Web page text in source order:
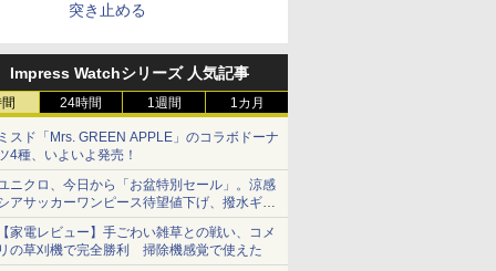
突き止める
Impress Watchシリーズ 人気記事
24時間 1週間 1カ月
スド「Mrs. GREEN APPLE」のコラボドーナ
4種、いよいよ発売！
ニクロ、今日から「お盆特別セール」。涼感
アサッカーワンピース待望値下げ、撥水ギア
ョーツは1990円に
家電レビュー】手ごわい雑草との戦い、コメ
の草刈機で完全勝利 掃除機感覚で使えた